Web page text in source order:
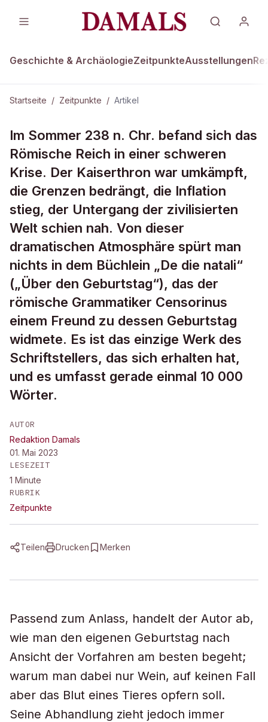
Geschichte & ArchäologieZeitpunkteAusstellungen
Startseite / Zeitpunkte / Artikel
Wie man Geburtstag feiert
Im Sommer 238 n. Chr. befand sich das
Römische Reich in einer schweren
Krise. Der Kaiserthron war umkämpft,
die Grenzen bedrängt, die Inflation
stieg, der Untergang der zivilisierten
Welt schien nah. Von dieser
dramatischen Atmosphäre spürt man
nichts in dem Büchlein „De die natali“
(„Über den Geburtstag“), das der
römische Grammatiker Censorinus
einem Freund zu dessen Geburtstag
widmete. Es ist das einzige Werk des
Schriftstellers, das sich erhalten hat,
und es umfasst gerade einmal 10 000
Wörter.
AUTOR
Redaktion Damals
01. Mai 2023
LESEZEIT
1 Minute
RUBRIK
Zeitpunkte
Teilen Drucken Merken
Passend zum Anlass, handelt der Autor ab,
wie man den eigenen Geburtstag nach
Ansicht der Vorfahren am besten begeht;
warum man dabei nur Wein, auf keinen Fall
aber das Blut eines Tieres opfern soll.
Seine Abhandlung zieht jedoch immer